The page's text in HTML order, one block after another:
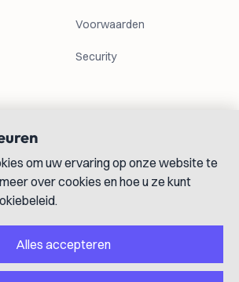
Voorwaarden
Security
om uw ervaring op onze website te
over cookies en hoe u ze kunt
Alles accepteren